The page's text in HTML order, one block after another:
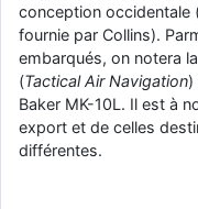
conception occidentale
fournie par Collins).
embarqués, on notera
(Tactical Air Navigation)
Baker MK-10L. Il est à
export et de celles
différentes.